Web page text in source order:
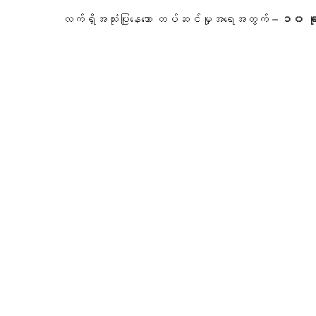
လက်ရှိအသုံးပြုနေသော တပ်ဆင်မှုအရေအတွက် – ၁၀ ခု